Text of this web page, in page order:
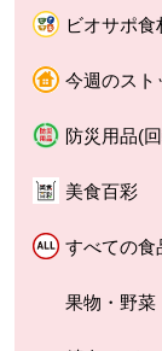
ビオサポ食
今週のスト
防災用品(
美食百彩
すべての食
果物・野菜